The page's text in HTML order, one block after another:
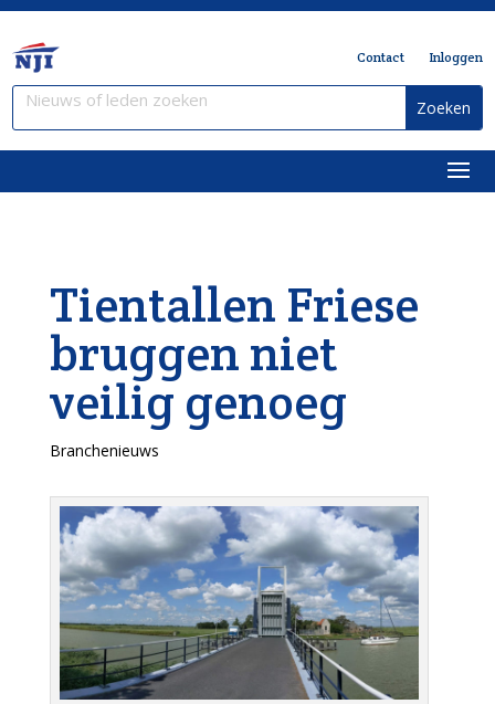
Contact Inloggen
Tientallen Friese
bruggen niet
veilig genoeg
Branchenieuws